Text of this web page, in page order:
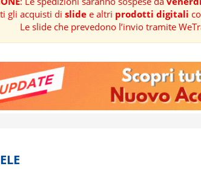
gli acquisti di slidee altri prodotti digitali
Le slide che prevedono l’invio tramite